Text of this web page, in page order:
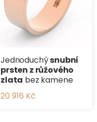
Jednoduchýsnubní
prsten z růžového
zlata bez kamene
20 916 Kč